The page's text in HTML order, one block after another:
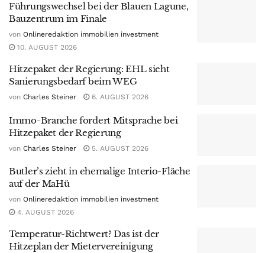
Führungswechsel bei der Blauen Lagune,
Bauzentrum im Finale
von Onlineredaktion immobilien investment
10. AUGUST 2026
Hitzepaket der Regierung: EHL sieht
Sanierungsbedarf beim WEG
von Charles Steiner 6. AUGUST 2026
Immo-Branche fordert Mitsprache bei
Hitzepaket der Regierung
von Charles Steiner 5. AUGUST 2026
Butler’s zieht in ehemalige Interio-Fläche
auf der MaHü
von Onlineredaktion immobilien investment
4. AUGUST 2026
Temperatur-Richtwert? Das ist der
Hitzeplan der Mietervereinigung